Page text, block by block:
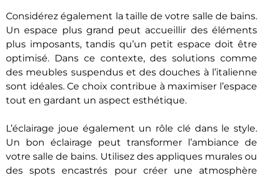
Considérez également la taille de votre salle de bains.
Un espace plus grand peut accueillir des éléments
plus imposants, tandis qu’un petit espace doit être
optimisé. Dans ce contexte, des solutions comme
des meubles suspendus et des douches à l’italienne
sont idéales. Ce choix contribue à maximiser l’espace
tout en gardant un aspect esthétique.
L’éclairage joue également un rôle clé dans le style.
Un bon éclairage peut transformer l’ambiance de
votre salle de bains. Utilisez des appliques murales ou
des spots encastrés pour créer une atmosphère